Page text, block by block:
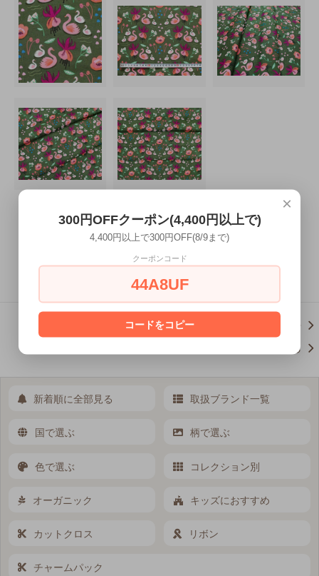
この商品を購入する
この商品について問い合わせ
買い物を続ける
新着順に全部見る 取扱ブランド一覧
国で選ぶ 柄で選ぶ
色で選ぶ コレクション別
オーガニック キッズにおすすめ
カットクロス リボン
チャームパック
×
300円OFFクーポン(4,400円以上で)
4,400円以上で300円OFF(8/9まで)
クーポンコード
44A8UF
コードをコピー